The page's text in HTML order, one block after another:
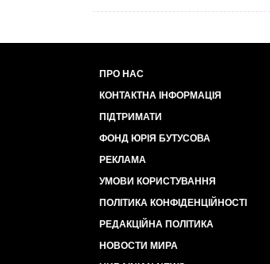
ПРО НАС
КОНТАКТНА ІНФОРМАЦІЯ
ПІДТРИМАТИ
ФОНД ЮРІЯ БУТУСОВА
РЕКЛАМА
УМОВИ КОРИСТУВАННЯ
ПОЛІТИКА КОНФІДЕНЦІЙНОСТІ
РЕДАКЦІЙНА ПОЛІТИКА
НОВОСТИ МИРА